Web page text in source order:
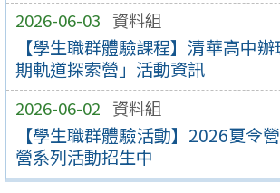
2026-06-03 資料組
【學生職群體驗課程】清華高中
期軌道探索營」活動資訊
2026-06-02 資料組
【學生職群體驗活動】2026夏令
營系列活動招生中